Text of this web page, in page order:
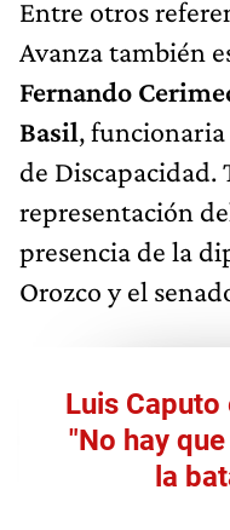
Entre otros
Avanza también
Fernando
Basil,
de Discapacidad.
representación
presencia de la
Orozco y el
Luis
"No hay
la